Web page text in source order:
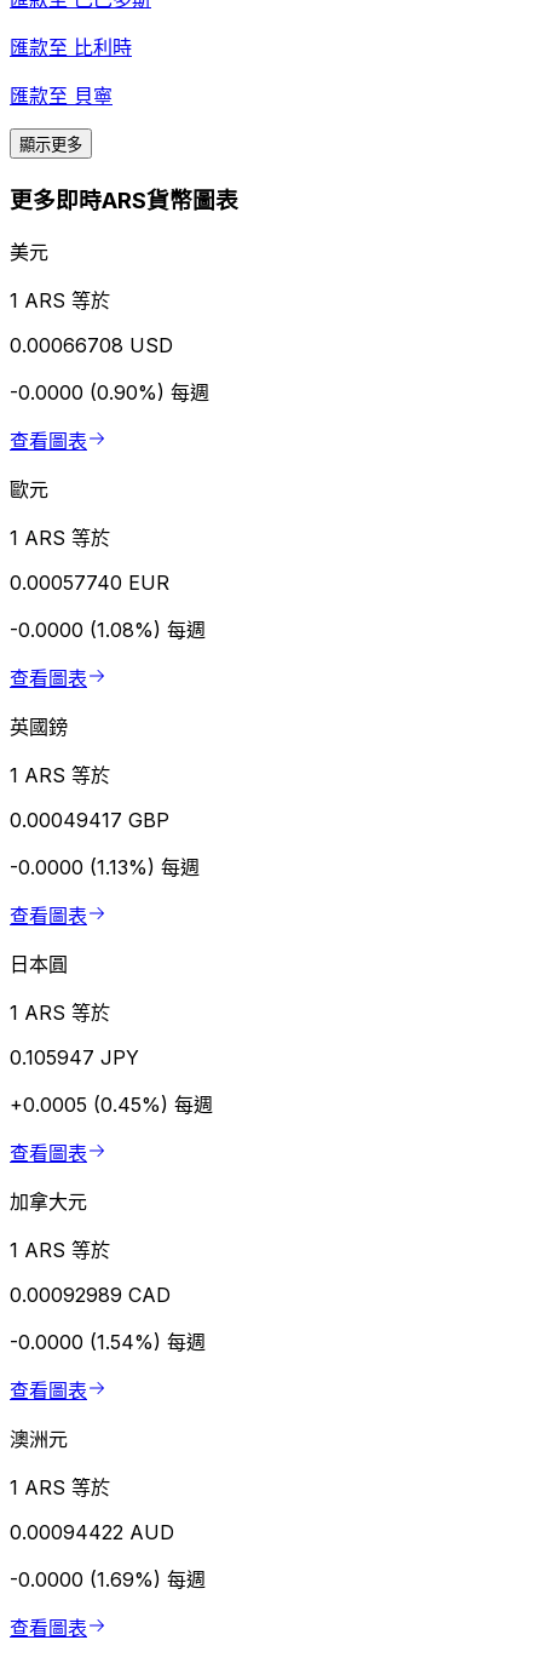
匯款至 比利時
匯款至 貝寧
顯示更多
更多即時ARS貨幣圖表
美元
1 ARS 等於
0.00066708 USD
-0.0000 (0.90%) 每週
查看圖表
歐元
1 ARS 等於
0.00057740 EUR
-0.0000 (1.08%) 每週
查看圖表
英國鎊
1 ARS 等於
0.00049417 GBP
-0.0000 (1.13%) 每週
查看圖表
日本圓
1 ARS 等於
0.105947 JPY
+0.0005 (0.45%) 每週
查看圖表
加拿大元
1 ARS 等於
0.00092989 CAD
-0.0000 (1.54%) 每週
查看圖表
澳洲元
1 ARS 等於
0.00094422 AUD
-0.0000 (1.69%) 每週
查看圖表